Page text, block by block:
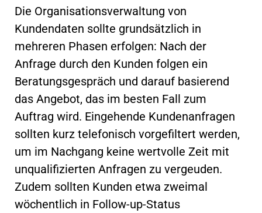
Die Organisationsverwaltung von
Kundendaten sollte grundsätzlich in
mehreren Phasen erfolgen: Nach der
Anfrage durch den Kunden folgen ein
Beratungsgespräch und darauf basierend
das Angebot, das im besten Fall zum
Auftrag wird. Eingehende Kundenanfragen
sollten kurz telefonisch vorgefiltert werden,
um im Nachgang keine wertvolle Zeit mit
unqualifizierten Anfragen zu vergeuden.
Zudem sollten Kunden etwa zweimal
wöchentlich in Follow-up-Status